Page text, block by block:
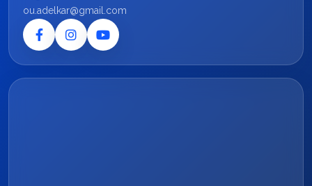
ou.adelkar@gmail.com